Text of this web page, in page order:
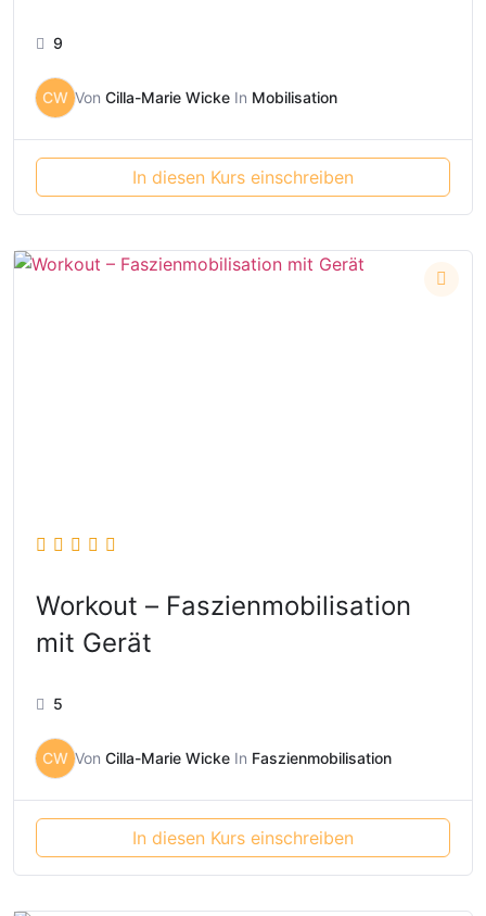
9
CW Von Cilla-Marie Wicke In Mobilisation
In diesen Kurs einschreiben
Workout – Faszienmobilisation
mit Gerät
5
CW Von Cilla-Marie Wicke In Faszienmobilisation
In diesen Kurs einschreiben